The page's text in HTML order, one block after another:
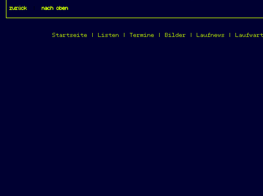
zurück nach oben
Startseite Listen Termine Bilder Laufnews Laufwart